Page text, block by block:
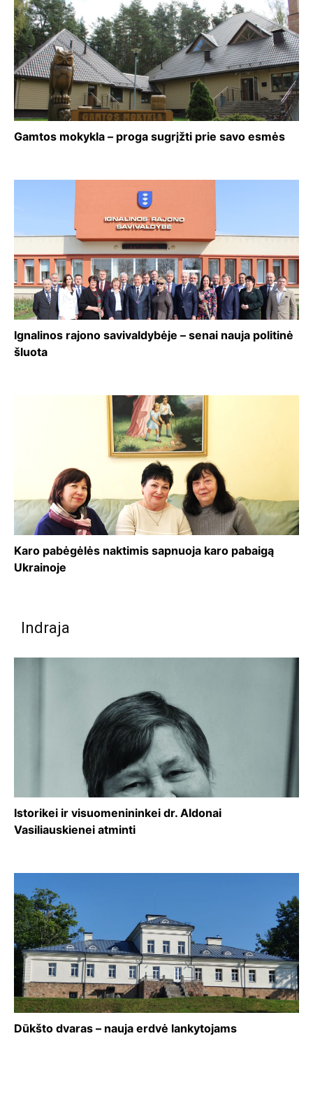
Gamtos mokykla – proga sugrįžti prie savo esmės
Ignalinos rajono savivaldybėje – senai nauja politinė
šluota
Karo pabėgėlės naktimis sapnuoja karo pabaigą
Ukrainoje
Indraja
Istorikei ir visuomenininkei dr. Aldonai
Vasiliauskienei atminti
Dūkšto dvaras – nauja erdvė lankytojams